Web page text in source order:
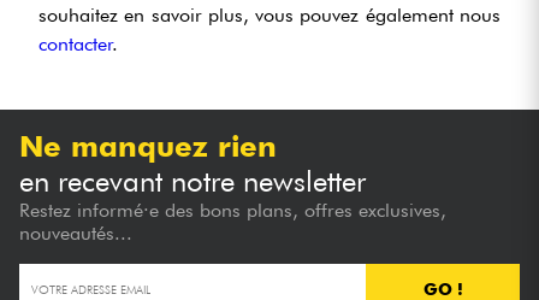
souhaitez en savoir plus, vous pouvez également nous
contacter.
Ne manquez rien
en recevant notre newsletter
Restez informé·e des bons plans, offres exclusives,
nouveautés...
GO !